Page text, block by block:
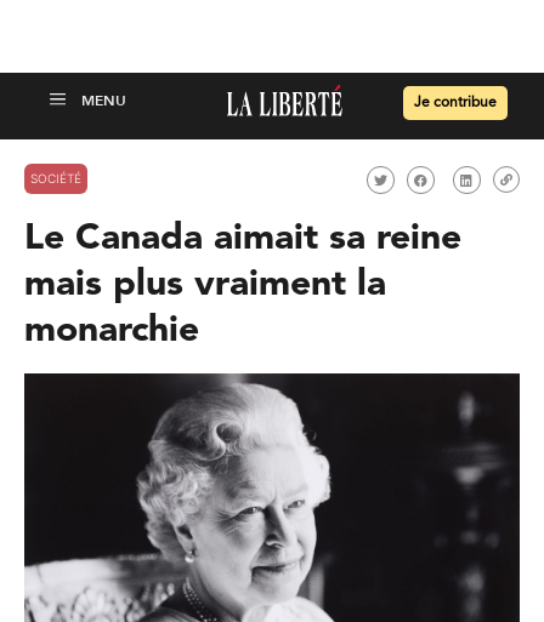
Je contribue
SOCIÉTÉ
Le Canada aimait sa reine
mais plus vraiment la
monarchie